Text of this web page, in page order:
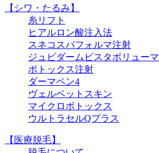
【シワ・たるみ】
糸リフト
ヒアルロン酸注入法
スネコスパフォルマ注射
ジュビダームビスタボリューマ
ボトックス注射
ダーマペン4
ヴェルベットスキン
マイクロボトックス
ウルトラセルQプラス
【医療脱毛】